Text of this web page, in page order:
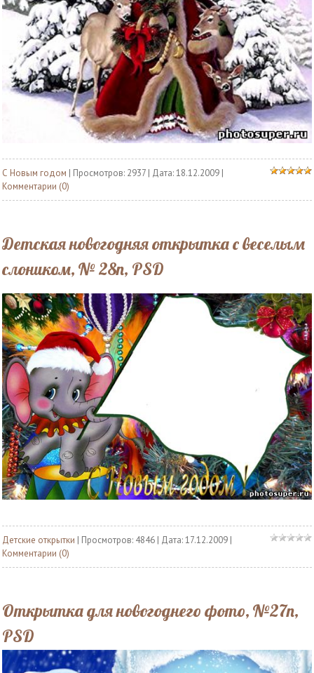
С Новым годом | Просмотров: 2937 | Дата:18.12.2009 |
Комментарии (0)
Детская новогодняя открытка с веселым
слоником, № 28n, PSD
Детские открытки | Просмотров: 4846 | Дата:17.12.2009 |
Комментарии (0)
Открытка для новогоднего фото, №27n,
PSD